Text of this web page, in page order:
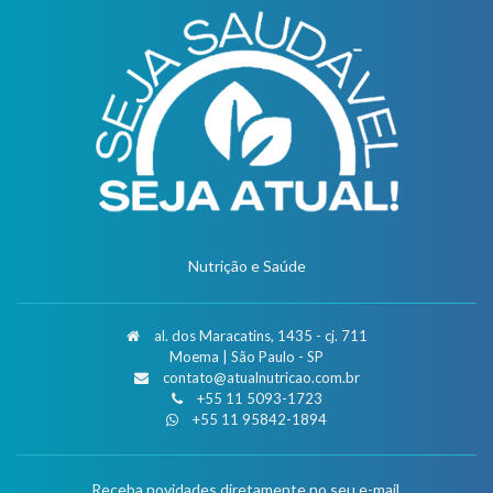
Nutrição e Saúde
al. dos Maracatins, 1435 - cj. 711
Moema | São Paulo - SP
contato@atualnutricao.com.br
+55 11 5093-1723
+55 11 95842-1894
Receba novidades diretamente no seu e-mail.